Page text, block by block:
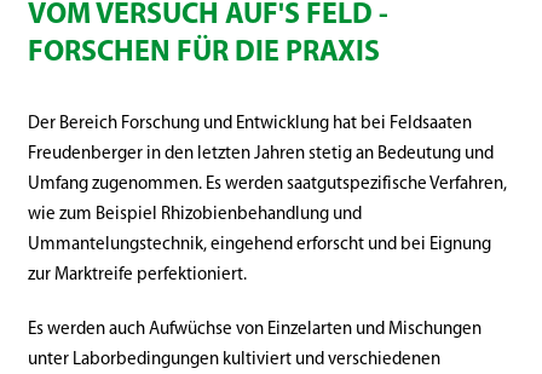
VOM VERSUCH AUF'S FELD -
FORSCHEN FÜR DIE PRAXIS
Der Bereich Forschung und Entwicklung hat bei Feldsaaten
Freudenberger in den letzten Jahren stetig an Bedeutung und
Umfang zugenommen. Es werden saatgutspezifische Verfahren,
wie zum Beispiel Rhizobienbehandlung und
Ummantelungstechnik, eingehend erforscht und bei Eignung
zur Marktreife perfektioniert.
Es werden auch Aufwüchse von Einzelarten und Mischungen
unter Laborbedingungen kultiviert und verschiedenen